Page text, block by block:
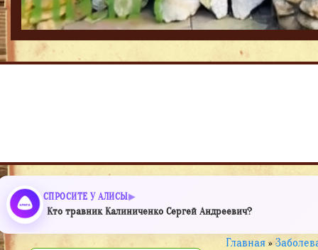
СПРОСИТЕ У АЛИСЫ
Кто травник Калиниченко Сергей Андреевич?
Главная »